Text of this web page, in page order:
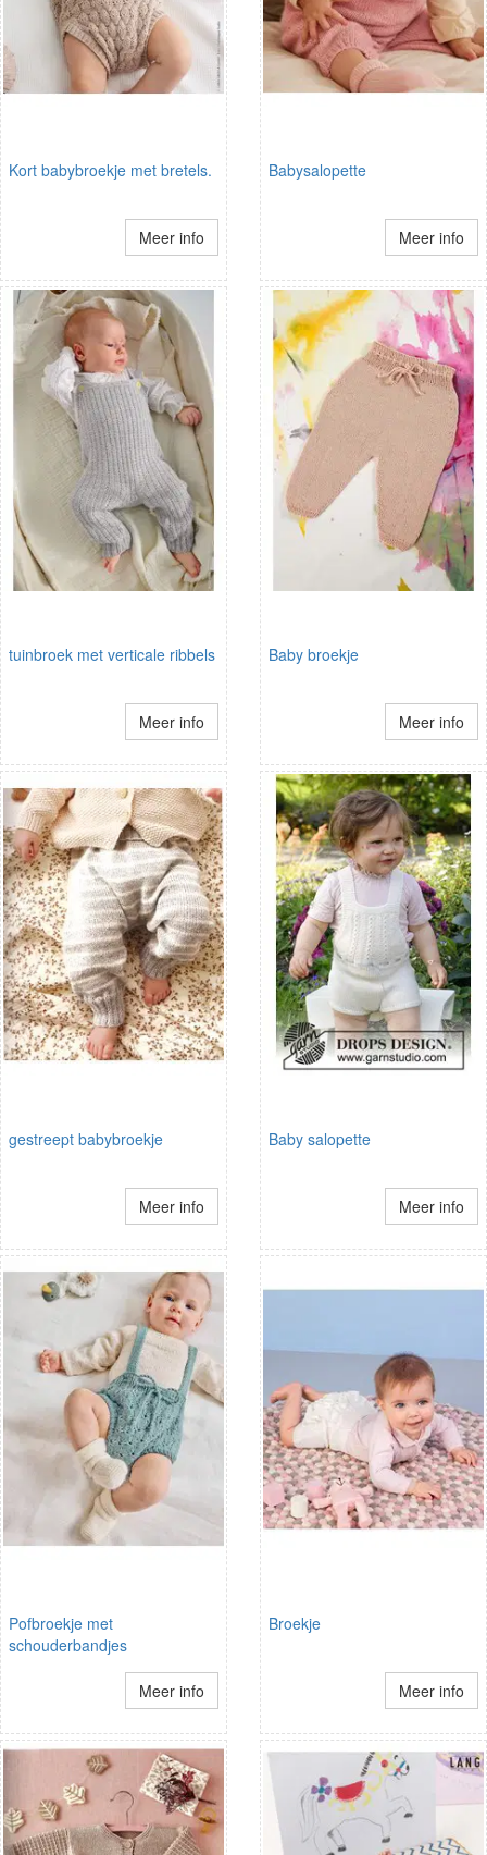
Kort babybroekje met bretels.
Meer info
Babysalopette
Meer info
tuinbroek met verticale ribbels
Meer info
Baby broekje
Meer info
gestreept babybroekje
Meer info
Baby salopette
Meer info
Pofbroekje met
schouderbandjes
Meer info
Broekje
Meer info